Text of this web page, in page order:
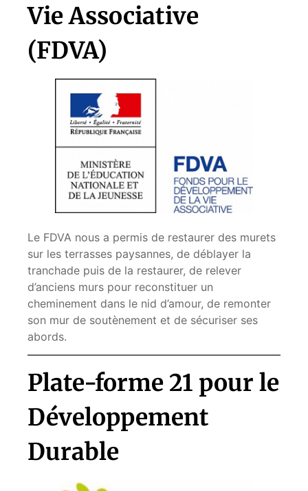
Vie Associative
(FDVA)
Le FDVA nous a permis de restaurer des murets
sur les terrasses paysannes, de déblayer la
tranchade puis de la restaurer, de relever
d’anciens murs pour reconstituer un
cheminement dans le nid d’amour, de remonter
son mur de soutènement et de sécuriser ses
abords.
Plate-forme 21 pour le
Développement
Durable